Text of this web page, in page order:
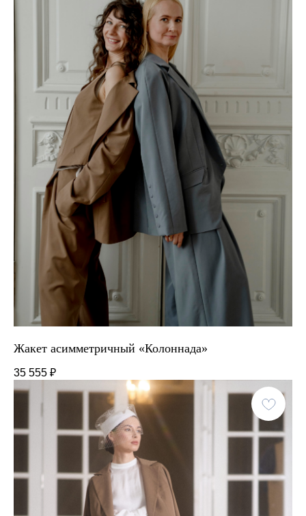
Жакет асимметричный «Колоннада»
35 555 ₽